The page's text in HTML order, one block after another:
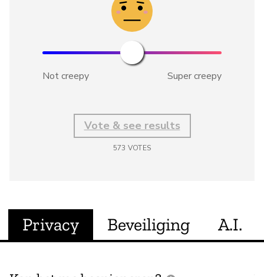
Not creepy Super creepy
Vote & see results
573 VOTES
Privacy Beveiliging A.I.